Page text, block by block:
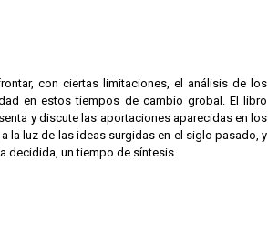
con ciertas limitaciones, el análisis de los
en estos tiempos de cambio grobal. El libro
y discute las aportaciones aparecidas en los
la luz de las ideas surgidas en el siglo pasado, y
decidida, un tiempo de síntesis.